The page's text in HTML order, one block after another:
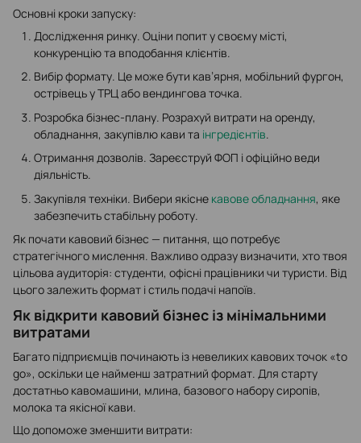
Основні кроки запуску:
Дослідження ринку. Оціни попит у своєму місті,
конкуренцію та вподобання клієнтів.
Вибір формату. Це може бути кав’ярня, мобільний фургон,
острівець у ТРЦ або вендингова точка.
Розробка бізнес-плану. Розрахуй витрати на оренду,
обладнання, закупівлю кави та інгредієнтів.
Отримання дозволів. Зареєструй ФОП і офіційно веди
діяльність.
Закупівля техніки. Вибери якісне кавове обладнання, яке
забезпечить стабільну роботу.
Як почати кавовий бізнес — питання, що потребує
стратегічного мислення. Важливо одразу визначити, хто твоя
цільова аудиторія: студенти, офісні працівники чи туристи. Від
цього залежить формат і стиль подачі напоїв.
Як відкрити кавовий бізнес із мінімальними
витратами
Багато підприємців починають із невеликих кавових точок «to
go», оскільки це найменш затратний формат. Для старту
достатньо кавомашини, млина, базового набору сиропів,
молока та якісної кави.
Що допоможе зменшити витрати: